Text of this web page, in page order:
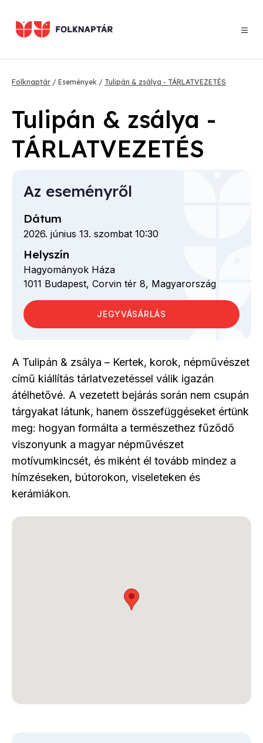
tartalomra
Morzsa
Folknaptár Események Tulipán & zsálya - TÁRLATVEZETÉS
Tulipán & zsálya -
TÁRLATVEZETÉS
A Tulipán & zsálya – Kertek, korok, népművészet
című kiállítás tárlatvezetéssel válik igazán
átélhetővé. A vezetett bejárás során nem csupán
tárgyakat látunk, hanem összefüggéseket értünk
meg: hogyan formálta a természethez fűződő
viszonyunk a magyar népművészet
motívumkincsét, és miként él tovább mindez a
hímzéseken, bútorokon, viseleteken és
kerámiákon.
Az eseményről
Dátum
2026. június 13. szombat 10:30
Helyszín
Hagyományok Háza
1011 Budapest, Corvin tér 8, Magyarország
JEGYVÁSÁRLÁS